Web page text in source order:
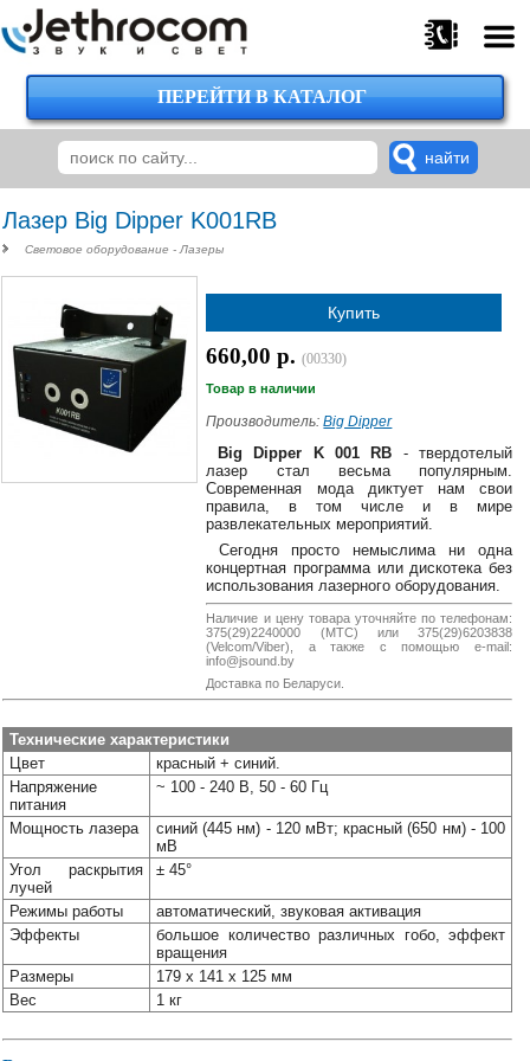
375
224-
00-
375
29
620-
38
8
25-
jsound.by
jsoundby
ПЕРЕЙТИ В КАТАЛОГ
Лазер Big Dipper K001RB
Световое оборудование - Лазеры
Купить
660,00 р.(00330)
Товар в наличии
Производитель:Big Dipper
Big Dipper K 001 RB - твердотелый
лазер стал весьма популярным.
Современная мода диктует нам свои
правила, в том числе и в мире
развлекательных мероприятий.
Сегодня просто немыслима ни одна
концертная программа или дискотека без
использования лазерного оборудования.
Наличие и цену товара уточняйте по телефонам:
375(29)2240000 (МТС) или 375(29)6203838
(Velcom/Viber), а также с помощью e-mail:
info@jsound.by
Доставка по Беларуси.
Технические характеристики
Цвет
красный + синий.
Напряжение
питания
~ 100 - 240 В, 50 - 60 Гц
Мощность лазера
синий (445 нм) - 120 мВт; красный (650 нм) - 100
мВ
Угол раскрытия
лучей
± 45°
Режимы работы
автоматический, звуковая активация
Эффекты
большое количество различных гобо, эффект
вращения
Размеры
179 x 141 x 125 мм
Вес
1 кг